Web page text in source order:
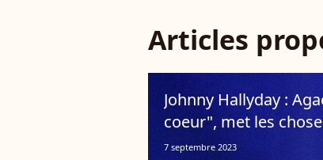
Articles
Johnny Hallyday :
coeur", met les
7 septembre 2023